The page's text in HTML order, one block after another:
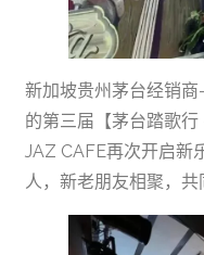
新加坡贵州茅台经销
的第三届【茅台踏歌
JAZ CAFE再次开启新
人，新老朋友相聚，共